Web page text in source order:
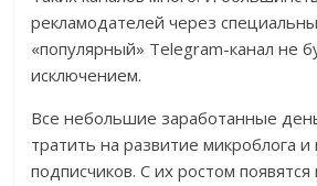
рекламодателей через
«популярный» Telegram-канал не
исключением.
Все небольшие заработанные
тратить на развитие микроблога
подписчиков. С их ростом